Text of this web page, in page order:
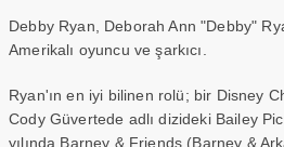
Debby Ryan, Deborah Ann "Debby"
Amerikalı oyuncu ve şarkıcı.
Ryan'ın en iyi bilinen rolü; bir Disney
Cody Güvertede adlı dizideki Bailey
yılında Barney & Friends (Barney &